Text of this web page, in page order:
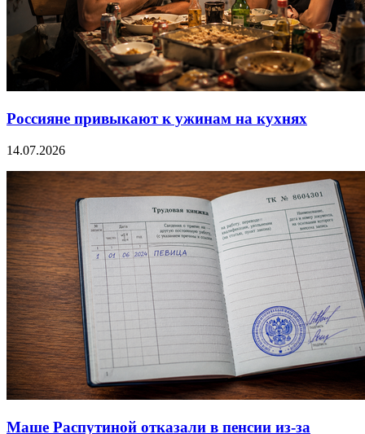
Россияне привыкают к ужинам на кухнях
14.07.2026
Маше Распутиной отказали в пенсии из-за